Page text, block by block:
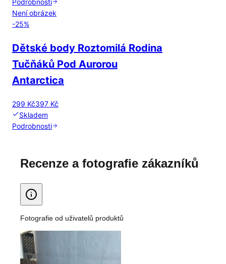
Není obrázek
-25%
Dětské body Roztomilá Rodina
Tučňáků Pod Aurorou
Antarctica
299 Kč397 Kč
Skladem
Podrobnosti
Recenze a fotografie zákazníků
Fotografie od uživatelů produktů